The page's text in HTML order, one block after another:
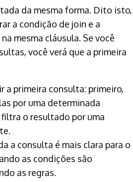
da mesma forma. Dito isto,
a condição de join e a
mesma cláusula. Se você
você verá que a primeira
a primeira consulta: primeiro,
por uma determinada
o resultado por uma
a consulta é mais clara para o
as condições são
as regras.